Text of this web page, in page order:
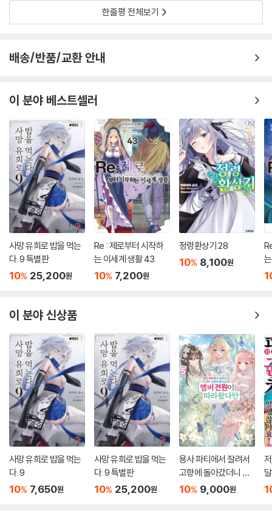
한줄평 전체보기
배송/반품/교환 안내
이 분야 베스트셀러
사망 유희로 밥을 먹는
다. 9 특별판
10% 25,200원
Re : 제로부터 시작하
는 이세계 생활 43
10% 7,200원
정령환상기 28
10% 8,100원
이 분야 신상품
사망 유희로 밥을 먹는
다. 9
10% 7,650원
사망 유희로 밥을 먹는
다. 9 특별판
10% 25,200원
용사 파티에서 잘려서
고향에 돌아갔더니 멤
버 전원이 따라왔다만
10% 9,000원